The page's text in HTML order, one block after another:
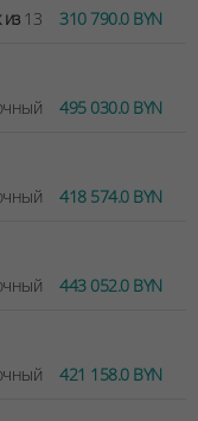
13 310 790.0 BYN
495 030.0 BYN
418 574.0 BYN
443 052.0 BYN
421 158.0 BYN